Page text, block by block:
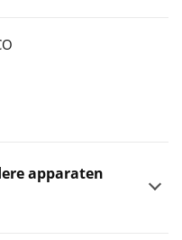
apparaten